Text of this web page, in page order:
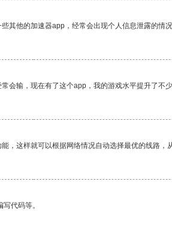
他的加速器app，经常会出现个人信息泄露的情况
会输，现在有了这个app，我的游戏水平提升了不少
这样就可以根据网络情况自动选择最优的线路，
代码等。